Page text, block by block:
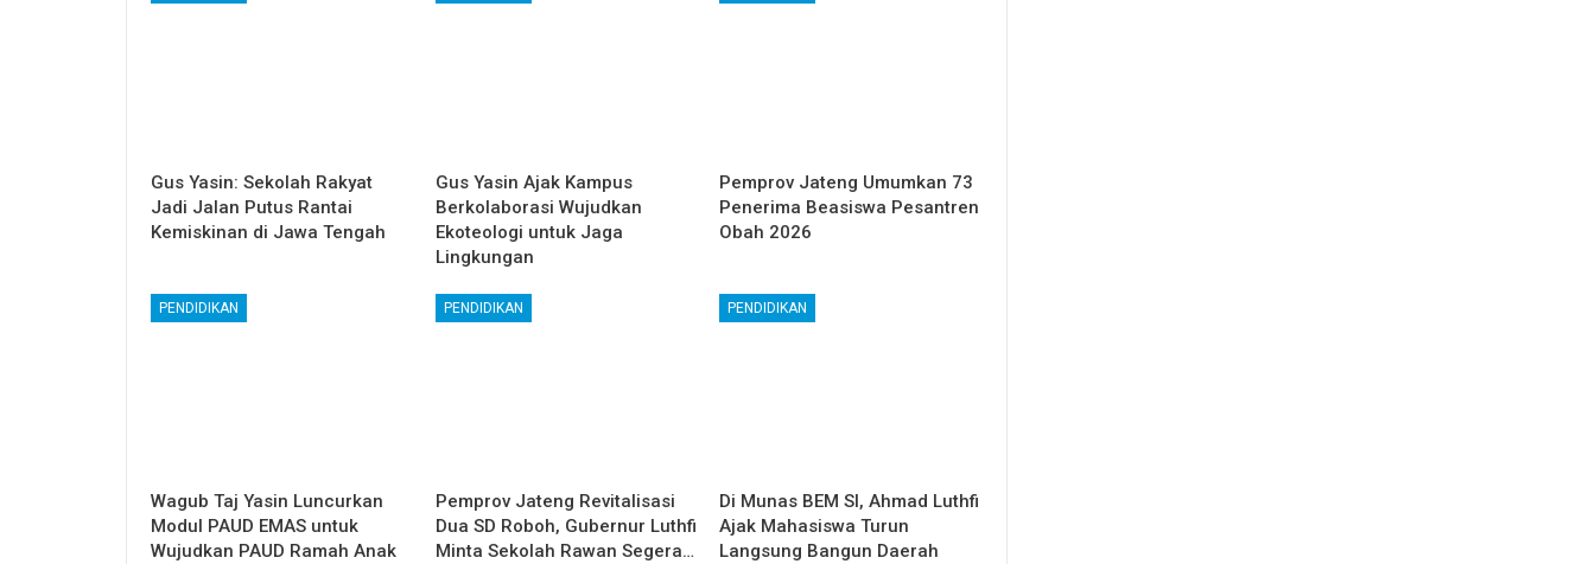
Gus Yasin: Sekolah Rakyat
Jadi Jalan Putus Rantai
Kemiskinan di Jawa Tengah
Gus Yasin Ajak Kampus
Berkolaborasi Wujudkan
Ekoteologi untuk Jaga
Lingkungan
Pemprov Jateng Umumkan 73
Penerima Beasiswa Pesantren
Obah 2026
PENDIDIKAN
Wagub Taj Yasin Luncurkan
Modul PAUD EMAS untuk
Wujudkan PAUD Ramah Anak
PENDIDIKAN
Pemprov Jateng Revitalisasi
Dua SD Roboh, Gubernur Luthfi
Minta Sekolah Rawan Segera…
PENDIDIKAN
Di Munas BEM SI, Ahmad Luthfi
Ajak Mahasiswa Turun
Langsung Bangun Daerah